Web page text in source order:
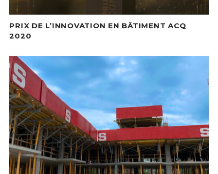
PRIX DE L’INNOVATION EN BÂTIMENT ACQ
2020